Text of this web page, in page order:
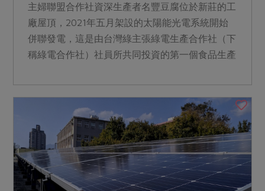
主婦聯盟合作社資深生產者名豐豆腐位於新莊的工
廠屋頂，2021年五月架設的太陽能光電系統開始
併聯發電，這是由台灣綠主張綠電生產合作社（下
稱綠電合作社）社員所共同投資的第一個食品生產